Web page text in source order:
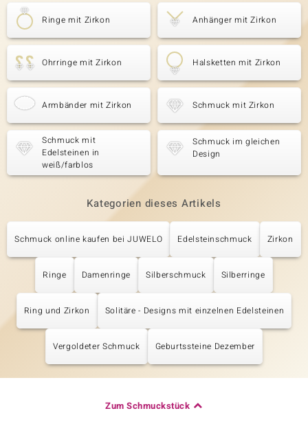
Ringe mit Zirkon Anhänger mit Zirkon
Ohrringe mit Zirkon Halsketten mit Zirkon
Armbänder mit Zirkon Schmuck mit Zirkon
Schmuck mit
Edelsteinen in
weiß/farblos
Schmuck im gleichen
Design
Kategorien dieses Artikels
Schmuck online kaufen bei JUWELO Edelsteinschmuck Zirkon
Ringe Damenringe Silberschmuck Silberringe
Ring und Zirkon Solitäre - Designs mit einzelnen Edelsteinen
Vergoldeter Schmuck Geburtssteine Dezember
Zum Schmuckstück